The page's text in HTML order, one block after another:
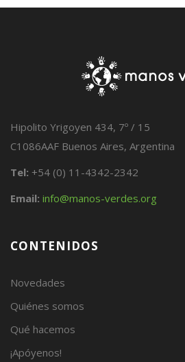
Hipolito Yrigoyen 434, 7º / 15
C1086AAF Buenos Aires, Argentina
Tel: +54 (0) 11-4342-2342
Email: info@manos-verdes.org
CONTENIDOS
Novedades
Quiénes somos
Qué hacemos
¡Apóyenos!